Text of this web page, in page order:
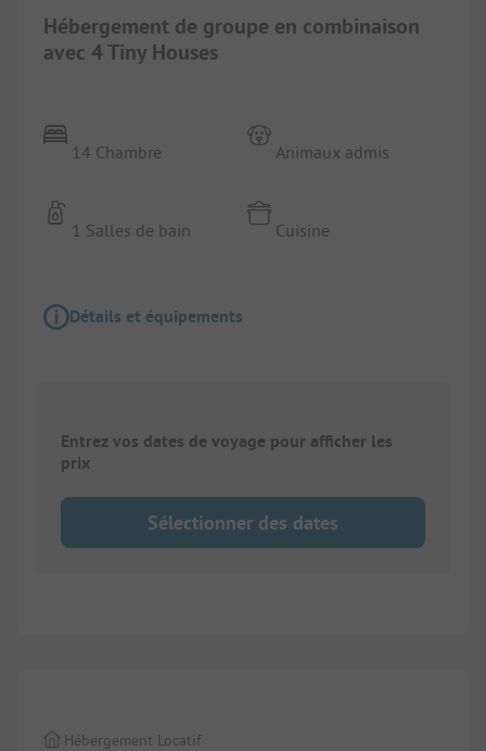
Hébergement de groupe en combinaison
avec 4 Tiny Houses
14 Chambre
1 Salles de bain
Animaux admis
Cuisine
Détails et équipements
Entrez vos dates de voyage pour afficher les
prix
Sélectionner des dates
Hébergement Locatif